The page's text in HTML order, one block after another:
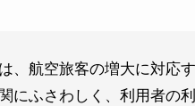
、航空旅客の増大に対応
にふさわしく、利用者の